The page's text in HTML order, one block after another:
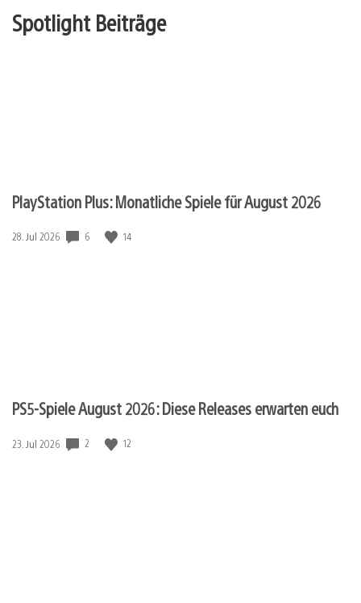
Spotlight Beiträge
PlayStation Plus: Monatliche Spiele für August 2026
Veröffentlichungsdatum:
28. Jul 2026 6 14
PS5-Spiele August 2026: Diese Releases erwarten euch
Veröffentlichungsdatum:
23. Jul 2026 2 12